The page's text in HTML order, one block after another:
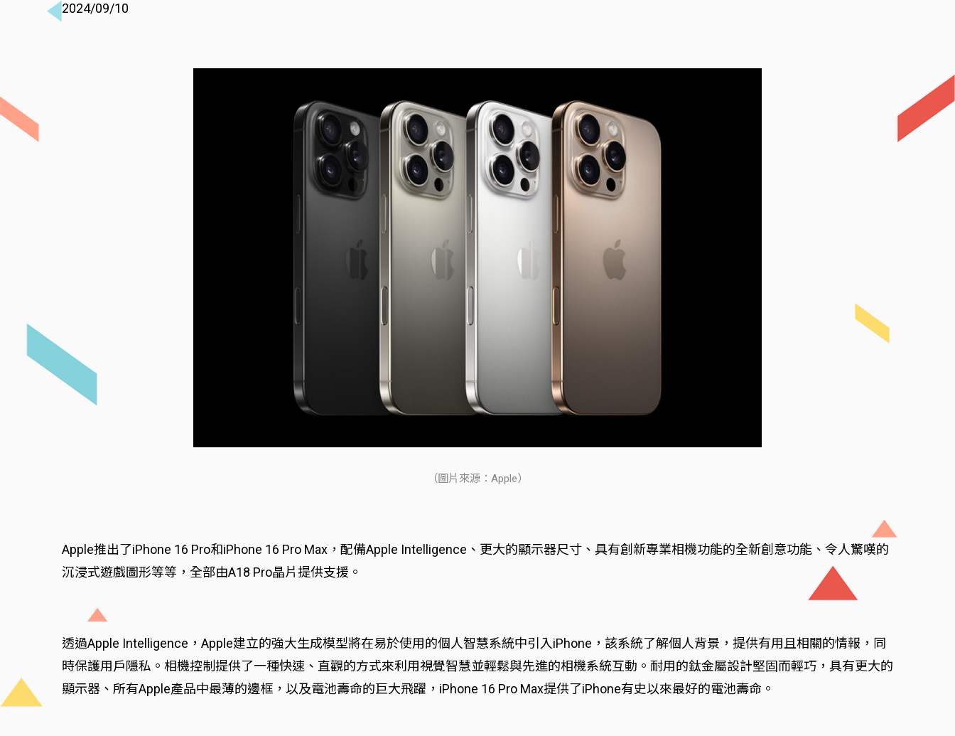
2024/09/10
（圖片來源：Apple）
Apple推出了iPhone 16 Pro和iPhone 16 Pro Max，配備Apple Intelligence、更大的顯示器尺寸、具有創新專業相機功能的全新創意功能、令人驚嘆的
沉浸式遊戲圖形等等，全部由A18 Pro晶片提供支援。
透過Apple Intelligence，Apple建立的強大生成模型將在易於使用的個人智慧系統中引入iPhone，該系統了解個人背景，提供有用且相關的情報，同
時保護用戶隱私。相機控制提供了一種快速、直觀的方式來利用視覺智慧並輕鬆與先進的相機系統互動。耐用的鈦金屬設計堅固而輕巧，具有更大的
顯示器、所有Apple產品中最薄的邊框，以及電池壽命的巨大飛躍，iPhone 16 Pro Max提供了iPhone有史以來最好的電池壽命。